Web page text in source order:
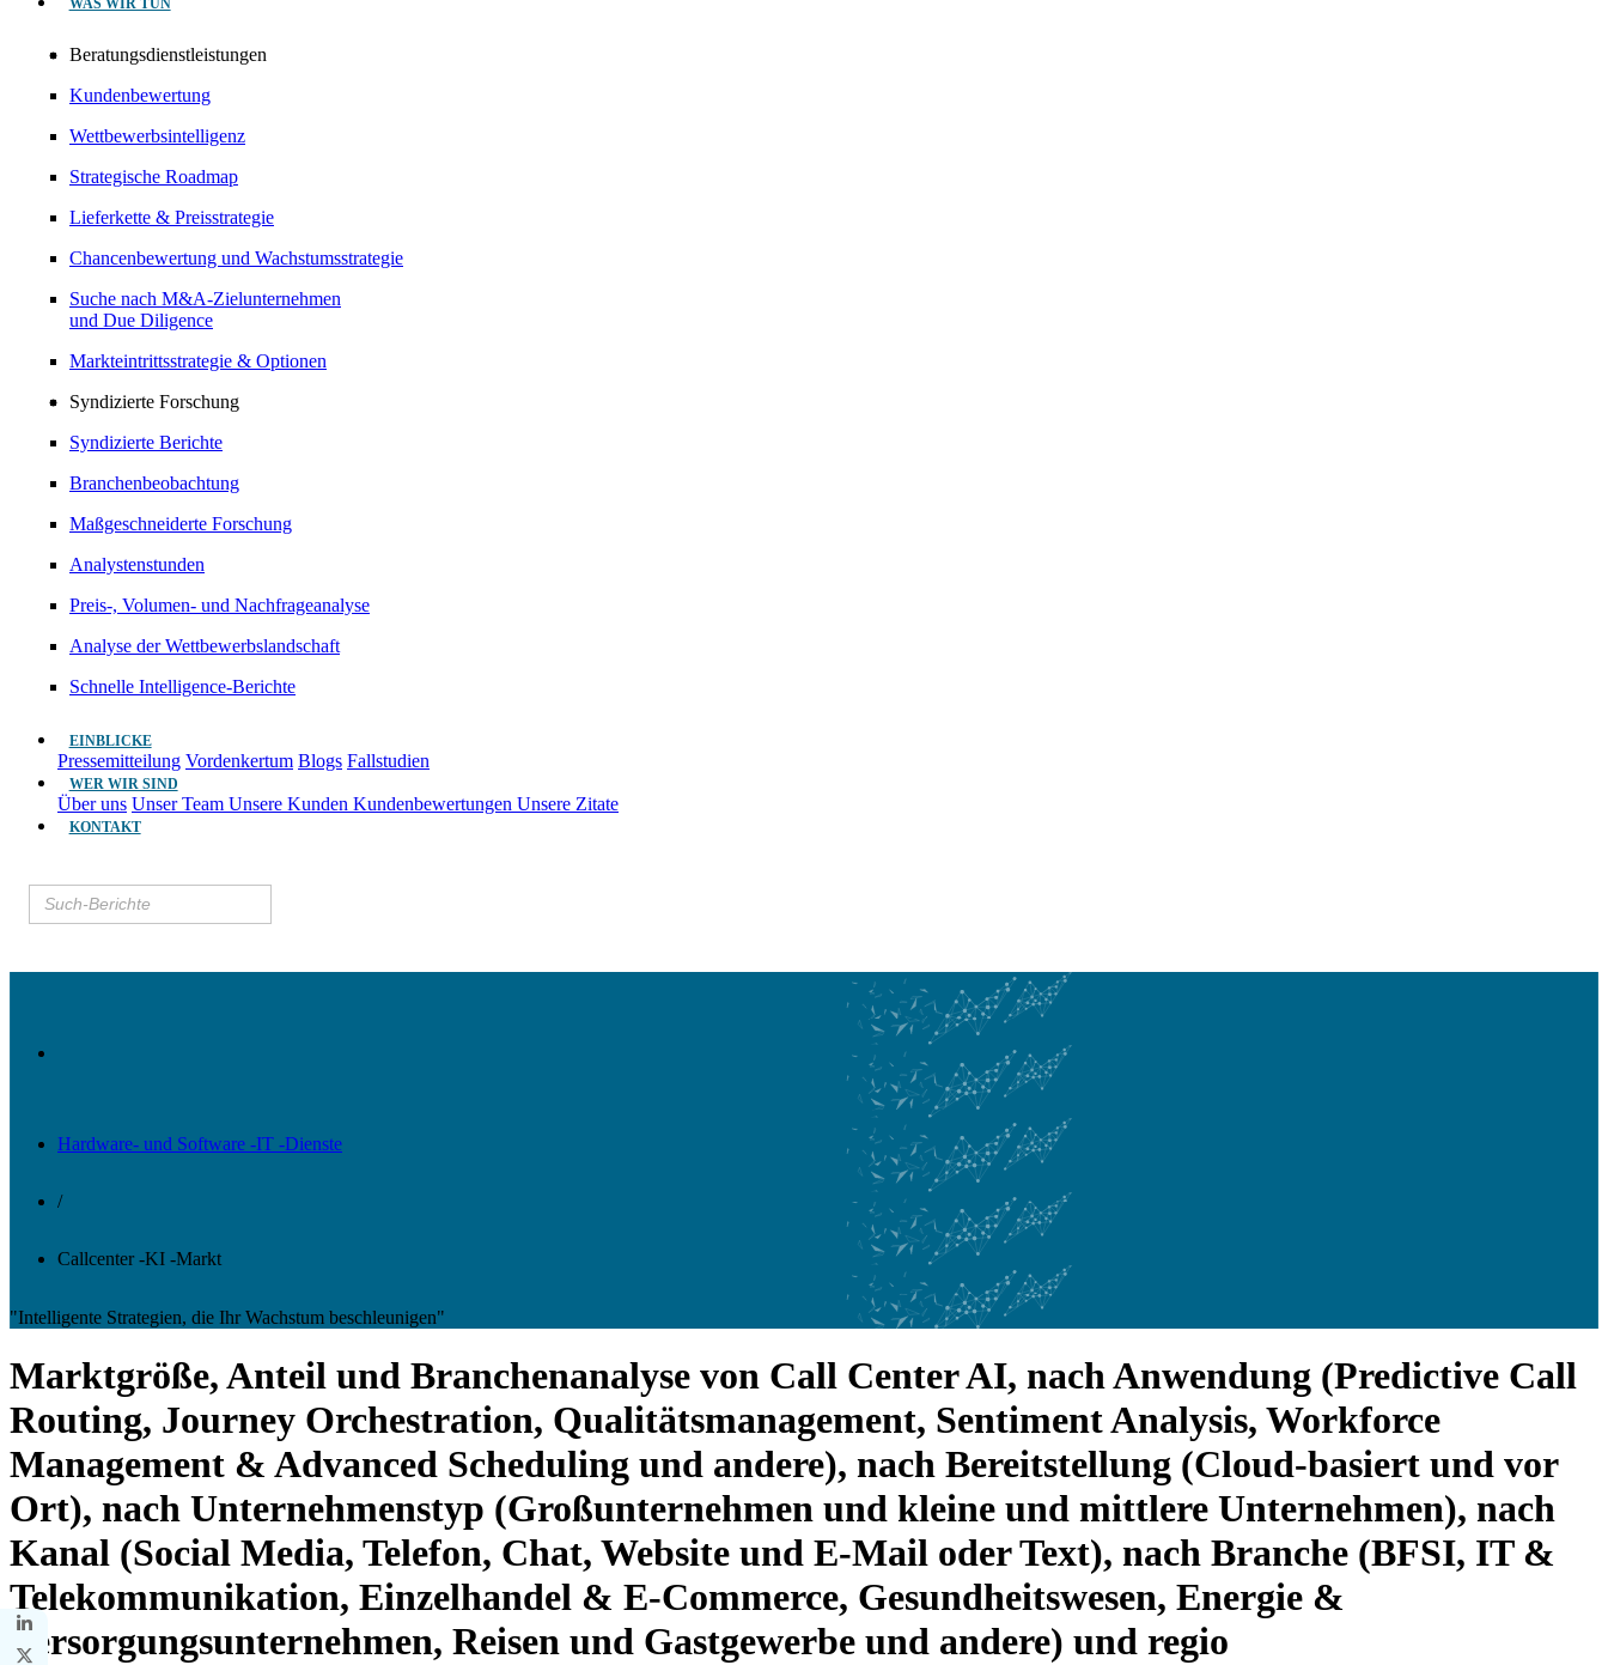
WAS WIR TUN
Beratungsdienstleistungen
Kundenbewertung
Wettbewerbsintelligenz
Strategische Roadmap
Lieferkette & Preisstrategie
Chancenbewertung und Wachstumsstrategie
Suche nach M&A-Zielunternehmen
und Due Diligence
Markteintrittsstrategie & Optionen
Syndizierte Forschung
Syndizierte Berichte
Branchenbeobachtung
Maßgeschneiderte Forschung
Analystenstunden
Preis-, Volumen- und Nachfrageanalyse
Analyse der Wettbewerbslandschaft
Schnelle Intelligence-Berichte
EINBLICKE
Pressemitteilung Vordenkertum Blogs Fallstudien
WER WIR SIND
Über uns Unser Team Unsere Kunden Kundenbewertungen Unsere Zitate
KONTAKT
Hardware- und Software -IT -Dienste
/
Callcenter -KI -Markt
"Intelligente Strategien, die Ihr Wachstum beschleunigen"
Marktgröße, Anteil und Branchenanalyse von Call Center AI, nach Anwendung (Predictive Call
Routing, Journey Orchestration, Qualitätsmanagement, Sentiment Analysis, Workforce
Management & Advanced Scheduling und andere), nach Bereitstellung (Cloud-basiert und vor
Ort), nach Unternehmenstyp (Großunternehmen und kleine und mittlere Unternehmen), nach
Kanal (Social Media, Telefon, Chat, Website und E-Mail oder Text), nach Branche (BFSI, IT &
Telekommunikation, Einzelhandel & E-Commerce, Gesundheitswesen, Energie &
Versorgungsunternehmen, Reisen und Gastgewerbe und andere) und regio